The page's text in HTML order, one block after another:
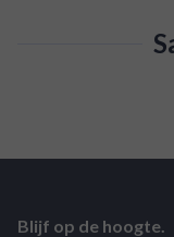
Blijf op de hoogte.